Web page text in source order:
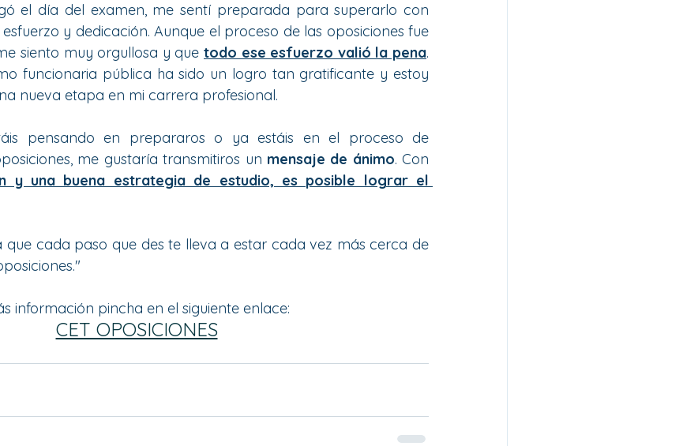
el día del examen, me sentí preparada para superarlo con
y dedicación. Aunque el proceso de las oposiciones fue
siento muy orgullosa y que todo ese esfuerzo valió la pena.
funcionaria pública ha sido un logro tan gratificante y estoy
nueva etapa en mi carrera profesional.
pensando en prepararos o ya estáis en el proceso de
me gustaría transmitiros un mensaje de ánimo
y una buena estrategia de estudio, es posible lograr el
que cada paso que des te lleva a estar cada vez más cerca de
información pincha en el siguiente enlace:
CET OPOSICIONES